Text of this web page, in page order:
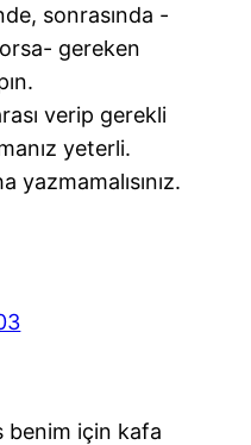
sonrasında -
gereken
verip gerekli
yeterli.
yazmamalısınız.
benim için kafa